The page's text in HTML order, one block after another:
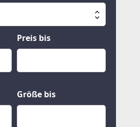
Preis bis
Größe bis